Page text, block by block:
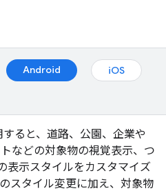
Android
iOS
ると、道路、公園、企業や
などの対象物の視覚表示、つ
表示スタイルをカスタマイズ
スタイル変更に加え、対象物